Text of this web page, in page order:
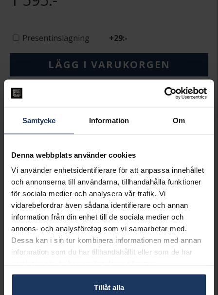
Samtycke Information Om
Denna webbplats använder cookies
Vi använder enhetsidentifierare för att anpassa innehållet
och annonserna till användarna, tillhandahålla funktioner
för sociala medier och analysera vår trafik. Vi
vidarebefordrar även sådana identifierare och annan
information från din enhet till de sociala medier och
annons- och analysföretag som vi samarbetar med.
Dessa kan i sin tur kombinera informationen med annan
information som du har tillhandahållit eller som de har
Tillåt alla
Presentinslagning +29:-
LÄGG I VARUKORGEN
Lagervara.
Leveranstid 2-5 arbetsdagar.
LÄNGD CA (CM)
17.5+2
VARUMÄRKE
Posh
Matchande produkter och andra varianter
POSH